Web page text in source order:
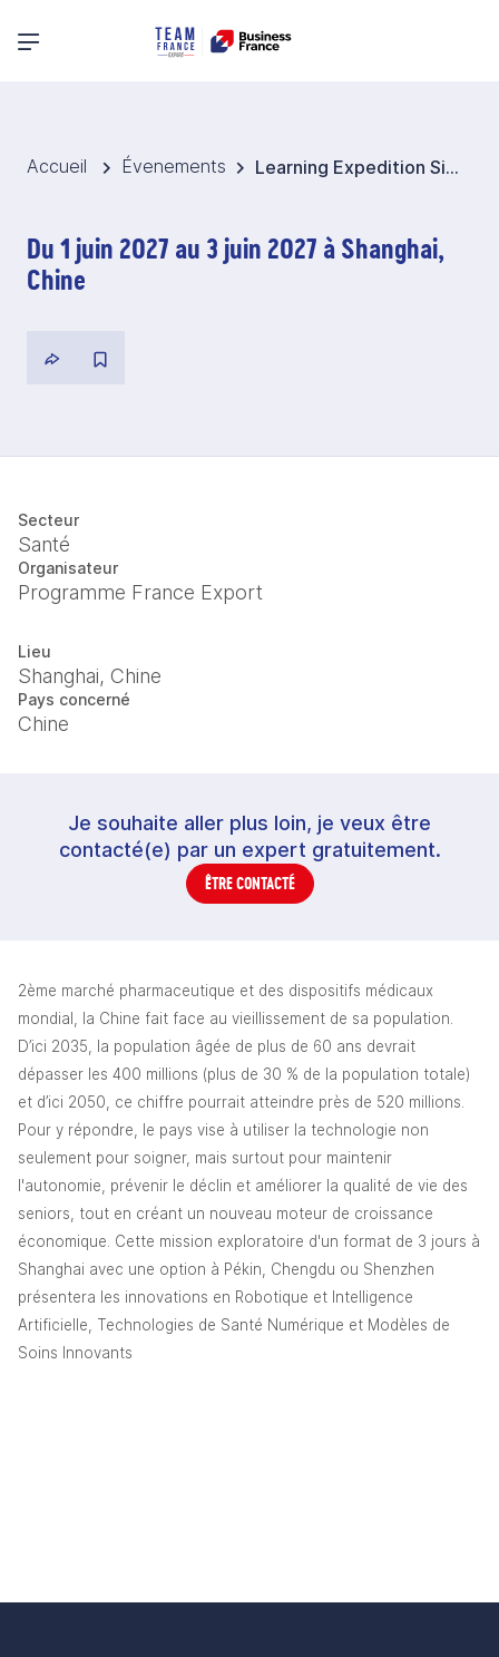
Menu principal
Accueil Évenements Learning Expedition Silver Economie @ CHINA AID 2027 - Chine
Du 1 juin 2027 au 3 juin 2027 à Shanghai,
Chine
Secteur
Santé
Organisateur
Programme France Export
Lieu
Shanghai, Chine
Pays concerné
Chine
Je souhaite aller plus loin, je veux être
contacté(e) par un expert gratuitement.
ÊTRE CONTACTÉ
2ème marché pharmaceutique et des dispositifs médicaux
mondial, la Chine fait face au vieillissement de sa population.
D’ici 2035, la population âgée de plus de 60 ans devrait
dépasser les 400 millions (plus de 30 % de la population totale)
et d’ici 2050, ce chiffre pourrait atteindre près de 520 millions.
Pour y répondre, le pays vise à utiliser la technologie non
seulement pour soigner, mais surtout pour maintenir
l'autonomie, prévenir le déclin et améliorer la qualité de vie des
seniors, tout en créant un nouveau moteur de croissance
économique. Cette mission exploratoire d'un format de 3 jours à
Shanghai avec une option à Pékin, Chengdu ou Shenzhen
présentera les innovations en Robotique et Intelligence
Artificielle, Technologies de Santé Numérique et Modèles de
Soins Innovants